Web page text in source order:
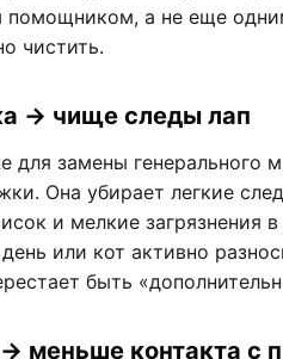
помощником, а не еще
чистить.
→ чище следы лап
для замены генерального
Она убирает легкие
и мелкие загрязнения
или кот активно
быть
меньше контакта с